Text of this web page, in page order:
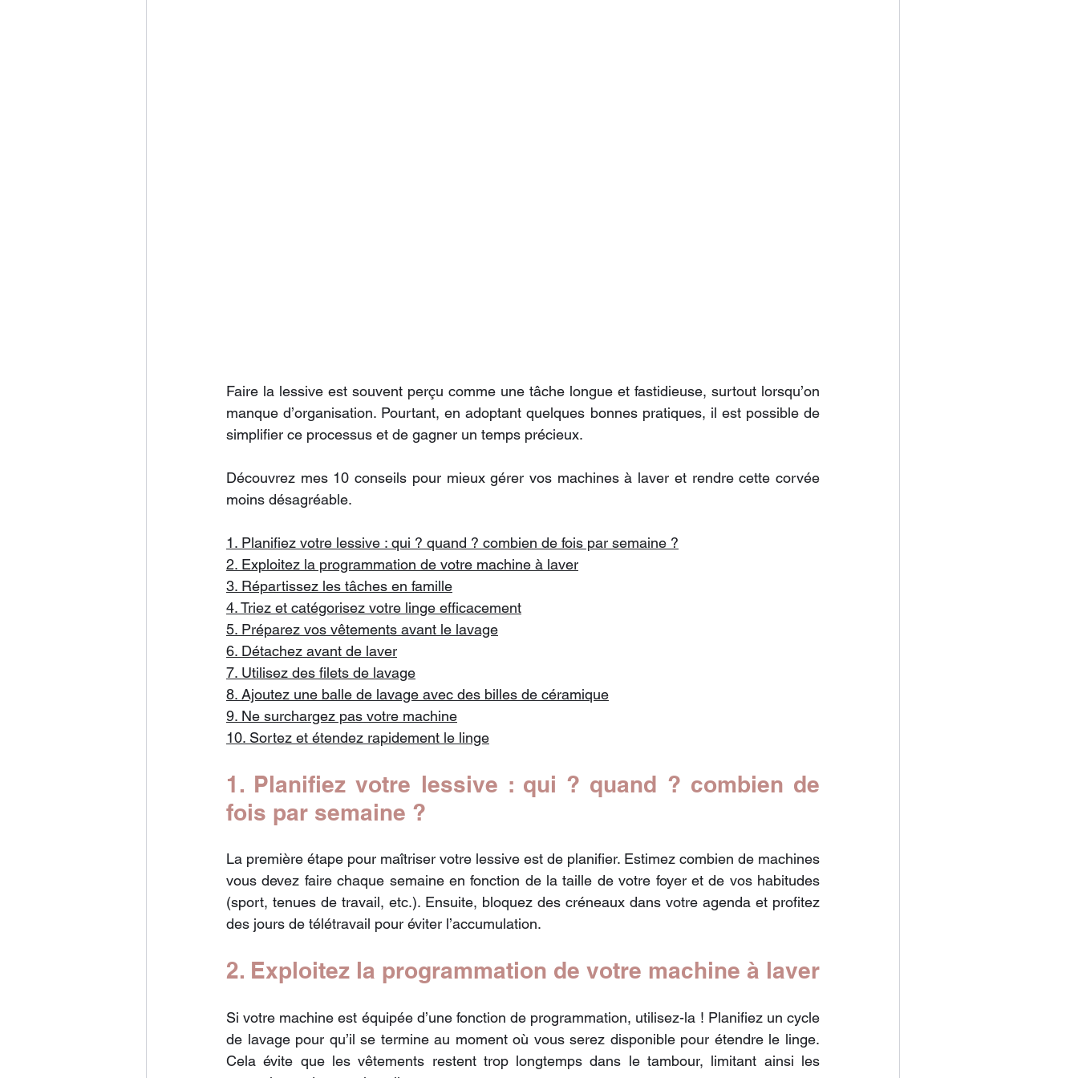
Faire la lessive est souvent perçu comme une tâche longue et fastidieuse, surtout lorsqu’on
manque d’organisation. Pourtant, en adoptant quelques bonnes pratiques, il est possible de
simplifier ce processus et de gagner un temps précieux.
Découvrez mes 10 conseils pour mieux gérer vos machines à laver et rendre cette corvée
moins désagréable.
1. Planifiez votre lessive : qui ? quand ? combien de fois par semaine ?
2. Exploitez la programmation de votre machine à laver
3. Répartissez les tâches en famille
4. Triez et catégorisez votre linge efficacement
5. Préparez vos vêtements avant le lavage
6. Détachez avant de laver
7. Utilisez des filets de lavage
8. Ajoutez une balle de lavage avec des billes de céramique
9. Ne surchargez pas votre machine
10. Sortez et étendez rapidement le linge
1. Planifiez votre lessive : qui ? quand ? combien de
fois par semaine ?
La première étape pour maîtriser votre lessive est de planifier. Estimez combien de machines
vous devez faire chaque semaine en fonction de la taille de votre foyer et de vos habitudes
(sport, tenues de travail, etc.). Ensuite, bloquez des créneaux dans votre agenda et profitez
des jours de télétravail pour éviter l’accumulation.
2. Exploitez la programmation de votre machine à laver
Si votre machine est équipée d’une fonction de programmation, utilisez-la ! Planifiez un cycle
de lavage pour qu’il se termine au moment où vous serez disponible pour étendre le linge.
Cela évite que les vêtements restent trop longtemps dans le tambour, limitant ainsi les